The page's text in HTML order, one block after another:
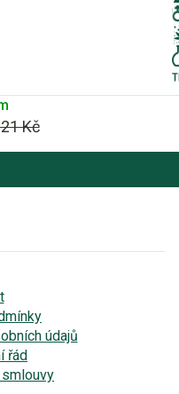
Kč
údajů
řád